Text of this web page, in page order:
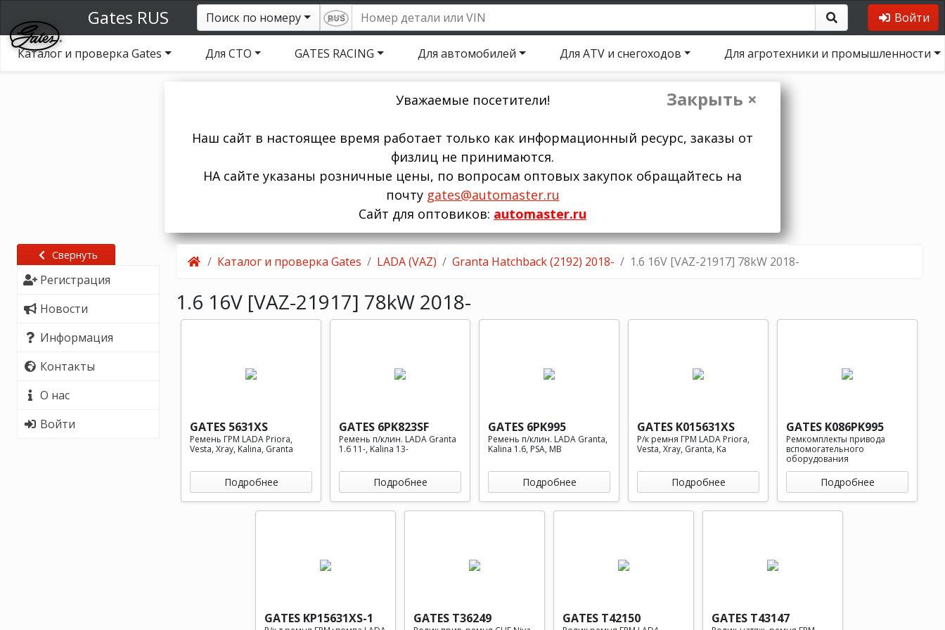
Gates RUS Поиск по номеру Войти
Каталог и проверка Gates Для СТО GATES RACING Для автомобилей Для ATV и снегоходов Для агротехники и промышленности
Закрыть ×
Уважаемые посетители!
Наш сайт в настоящее время работает только как информационный ресурс, заказы от
физлиц не принимаются.
НА сайте указаны розничные цены, по вопросам оптовых закупок обращайтесь на
почту gates@automaster.ru
Сайт для оптовиков: automaster.ru
Свернуть
Регистрация
Новости
Информация
Контакты
О нас
Войти
Каталог и проверка Gates LADA (VAZ) Granta Hatchback (2192) 2018- 1.6 16V [VAZ-21917] 78kW 2018-
1.6 16V [VAZ-21917] 78kW 2018-
GATES 5631XS
Ремень ГРМ LADA Priora,
Vesta, Xray, Kalina, Granta
Подробнее
GATES 6PK823SF
Ремень п/клин. LADA Granta
1.6 11-, Kalina 13-
Подробнее
GATES 6PK995
Ремень п/клин. LADA Granta,
Kalina 1.6, PSA, MB
Подробнее
GATES K015631XS
Р/к ремня ГРМ LADA Priora,
Vesta, Xray, Granta, Ka
Подробнее
GATES K086PK995
Ремкомплекты привода
вспомогательного
оборудования
Подробнее
GATES KP15631XS-1 GATES T36249 GATES T42150 GATES T43147